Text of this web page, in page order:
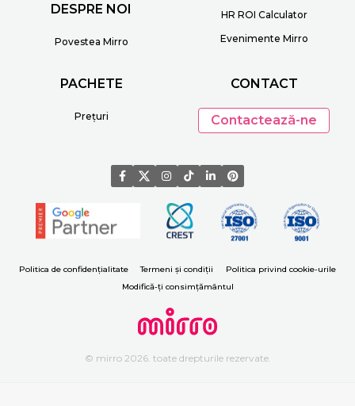
DESPRE NOI
Povestea Mirro
HR ROI Calculator
Evenimente Mirro
PACHETE
Prețuri
CONTACT
Contactează-ne
Politica de confidențialitate Termeni și condiții
Politica privind cookie-urile
Modifică-ți consimțământul
© mirro 2026. toate drepturile rezervate.